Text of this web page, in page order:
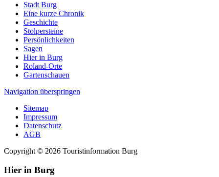
Stadt Burg
Eine kurze Chronik
Geschichte
Stolpersteine
Persönlichkeiten
Sagen
Hier in Burg
Roland-Orte
Gartenschauen
Navigation überspringen
Sitemap
Impressum
Datenschutz
AGB
Copyright © 2026 Touristinformation Burg
Hier in Burg